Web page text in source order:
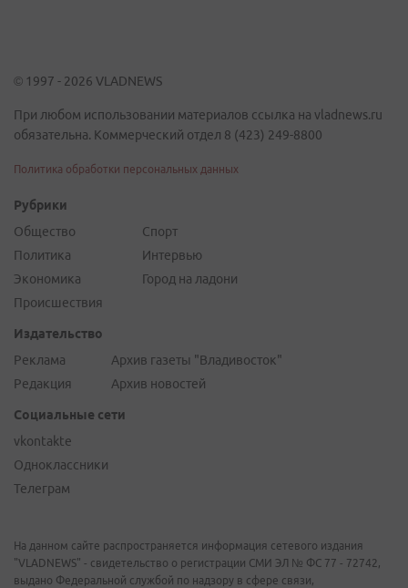
© 1997 - 2026 VLADNEWS
При любом использовании материалов ссылка на vladnews.ru
обязательна. Коммерческий отдел 8 (423) 249-8800
Политика обработки персональных данных
Рубрики
Общество
Политика
Экономика
Происшествия
Спорт
Интервью
Город на ладони
Издательство
Реклама
Редакция
Архив газеты "Владивосток"
Архив новостей
Социальные сети
vkontakte
Одноклассники
Телеграм
На данном сайте распространяется информация сетевого издания
"VLADNEWS" - свидетельство о регистрации СМИ ЭЛ № ФС 77 - 72742,
выдано Федеральной службой по надзору в сфере связи,